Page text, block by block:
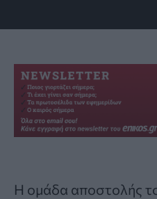
Η ομάδα αποστολής